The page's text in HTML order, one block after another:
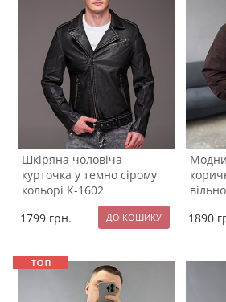
Шкіряна чоловіча
курточка у темно сірому
кольорі К-1602
1799 грн.
1890